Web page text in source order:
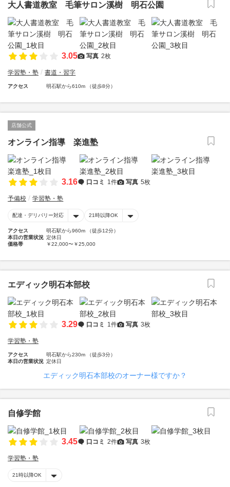
大人書道教室 毛筆サロン溪樹 明石公園
3.05 写真 2枚
学習塾・塾 書道・習字
アクセス 明石駅から610m （徒歩8分）
店舗公式
オンライン指導 楽進塾
3.16 口コミ 1件 写真 5枚
予備校 学習塾・塾
配達・デリバリー対応 21時以降OK
アクセス
明石駅から960m （徒歩12分）
本日の営業状況 定休日
価格帯
￥22,000〜￥25,000
エディック明石本部校
3.29 口コミ 1件 写真 3枚
学習塾・塾
アクセス
明石駅から230m （徒歩3分）
本日の営業状況 定休日
エディック明石本部校のオーナー様ですか？
自修学館
3.45 口コミ 2件 写真 3枚
学習塾・塾
21時以降OK